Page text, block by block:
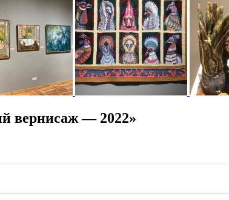
вернисаж — 2022»